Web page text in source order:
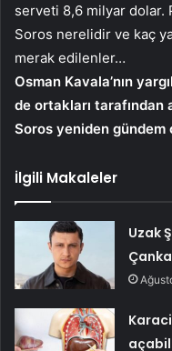
serveti 8,6 milyar dolar.
Soros nerelidir ve kaç
merak edilenler…
Osman Kavala’nın
de ortakları tarafından
Soros yeniden gündem
İlgili Makaleler
Uzak